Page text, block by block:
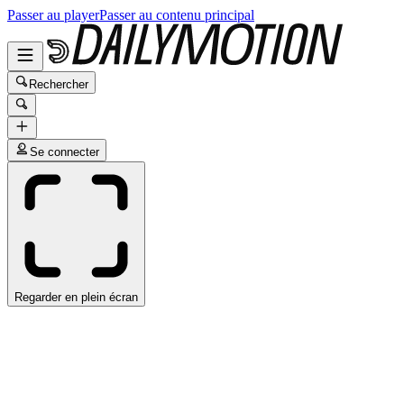
Passer au playerPasser au contenu principal
Rechercher
Se connecter
Regarder en plein écran